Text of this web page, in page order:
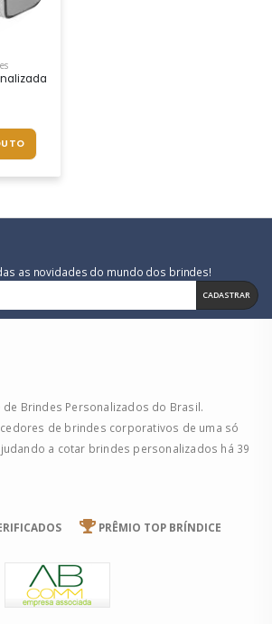
Promocional
as novidades do mundo dos brindes!
CADASTRAR
de Brindes Personalizados do Brasil.
de brindes corporativos de uma só
a cotar brindes personalizados há 39
PRÊMIO TOP BRÍNDICE